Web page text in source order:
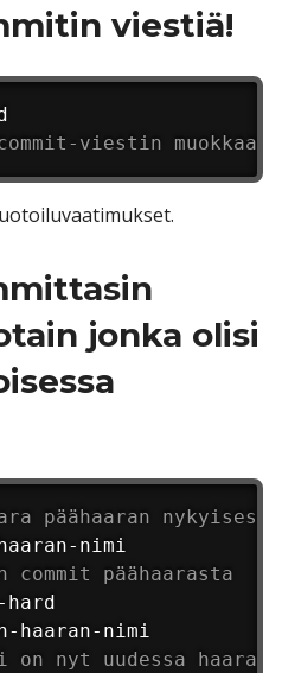
viestiä!
viestin
jonka olisi
päähaaran
päähaarasta
on nyt uudessa